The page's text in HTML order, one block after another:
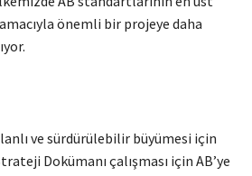
önemli bir projeye daha
ve sürdürülebilir büyümesi için
Dokümanı çalışması için AB’ye